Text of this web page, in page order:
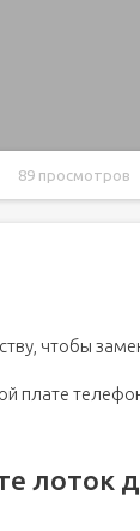
89 просмотров
SIM-карты
зажимы
чтобы
плате
лоток